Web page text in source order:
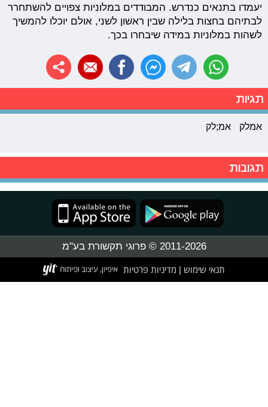
יעמדו בתנאים כנדרש. המבודדים במלוניות צפויים להשתחרר
לבתיהם בחצות בלילה שבין ראשון לשני, אולם יוכלו להמשיך
לשהות במלוניות במידה שיבחרו בכך.
תגיות
אמלק אמ;לק
תגובות
2011-2026 © פרוגי תקשורת בע"מ
תנאי שימוש מדיניות פרטיות